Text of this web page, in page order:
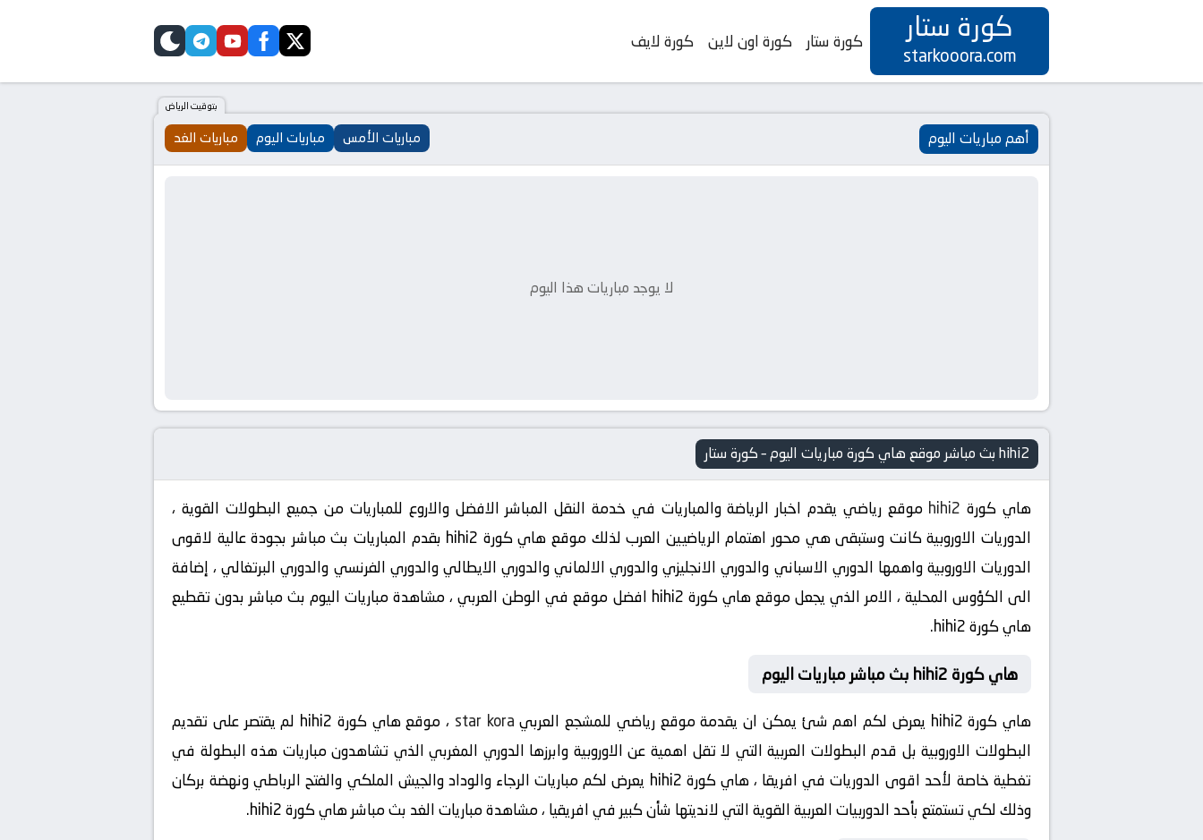
كورة ستار
starkooora.com
كورة ستار كورة اون لاين كورة لايف twitter
facebook
youtube
telegram
skin
بتوقيت الرياض
أهم مباريات اليوم مباريات الأمس مباريات اليوم مباريات الغد
لا يوجد مباريات هذا اليوم
hihi2 بث مباشر موقع هاي كورة مباريات اليوم – كورة ستار
هاي كورة hihi2 موقع رياضي يقدم اخبار الرياضة والمباريات في خدمة النقل المباشر الافضل والاروع للمباريات من جميع البطولات القوية ،
الدوريات الاوروبية كانت وستبقى هي محور اهتمام الرياضيين العرب لذلك موقع هاي كورة hihi2 بقدم المباريات بث مباشر بجودة عالية لاقوى
الدوريات الاوروبية واهمها الدوري الاسباني والدوري الانجليزي والدوري الالماني والدوري الايطالي والدوري الفرنسي والدوري البرتغالي ، إضافة
الى الكؤوس المحلية ، الامر الذي يجعل موقع هاي كورة hihi2 افضل موقع في الوطن العربي ، مشاهدة مباريات اليوم بث مباشر بدون تقطيع
هاي كورة hihi2.
هاي كورة hihi2 بث مباشر مباريات اليوم
هاي كورة hihi2 يعرض لكم اهم شئ يمكن ان يقدمة موقع رياضي للمشجع العربي star kora
، موقع هاي كورة hihi2 لم يقتصر على تقديم
البطولات الاوروبية بل قدم البطولات العربية التي لا تقل اهمية عن الاوروبية وابرزها الدوري المغربي الذي تشاهدون مباريات هذه البطولة في
تغطية خاصة لأحد اقوى الدوريات في افريقا ، هاي كورة hihi2 يعرض لكم مباريات الرجاء والوداد والجيش الملكي والفتح الرباطي ونهضة بركان
وذلك لكي تستمتع بأحد الدوربيات العربية القوية التي لانديتها شأن كبير في افريقيا ، مشاهدة مباريات الغد بث مباشر هاي كورة hihi2.